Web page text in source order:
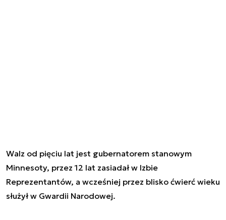
Walz od pięciu lat jest gubernatorem stanowym
Minnesoty, przez 12 lat zasiadał w Izbie
Reprezentantów, a wcześniej przez blisko ćwierć wieku
służył w Gwardii Narodowej.